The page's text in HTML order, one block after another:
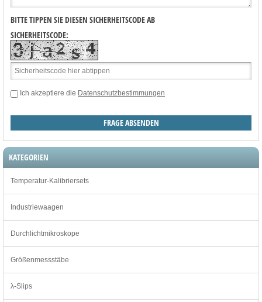
BITTE TIPPEN SIE DIESEN SICHERHEITSCODE AB
SICHERHEITSCODE:
Ich akzeptiere die Datenschutzbestimmungen
KATEGORIEN
Temperatur-Kalibriersets
Industriewaagen
Durchlichtmikroskope
Größenmessstäbe
λ-Slips